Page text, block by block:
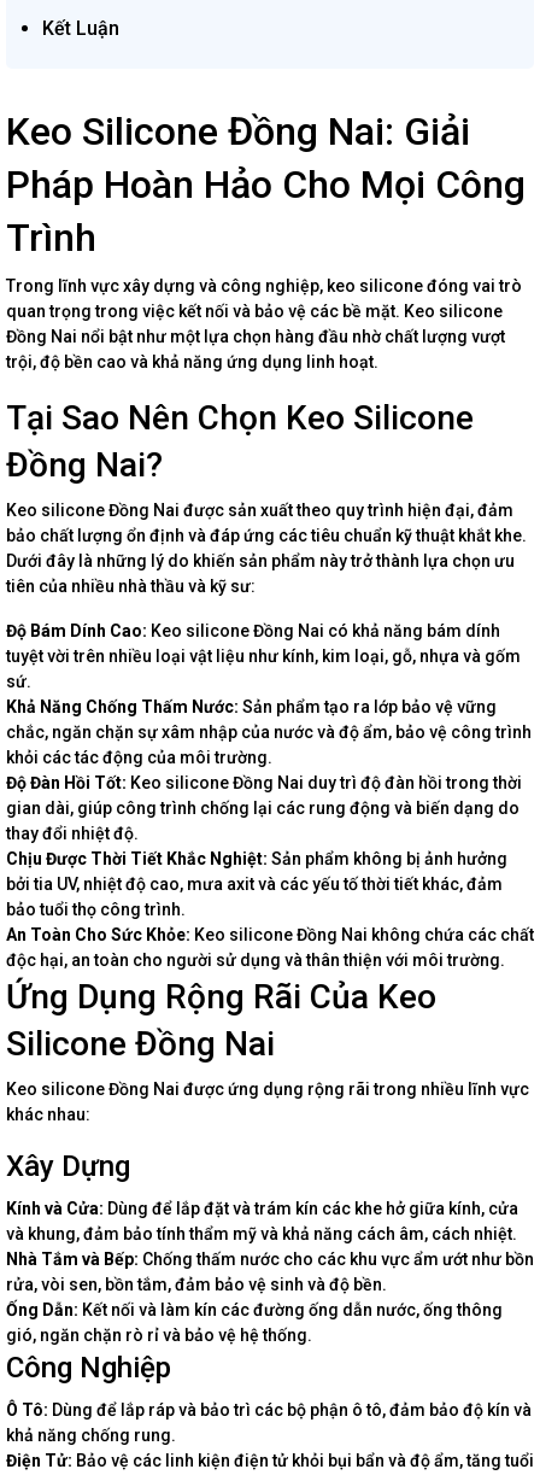
Kết Luận
Keo Silicone Đồng Nai: Giải
Pháp Hoàn Hảo Cho Mọi Công
Trình
Trong lĩnh vực xây dựng và công nghiệp, keo silicone đóng vai trò
quan trọng trong việc kết nối và bảo vệ các bề mặt. Keo silicone
Đồng Nai nổi bật như một lựa chọn hàng đầu nhờ chất lượng vượt
trội, độ bền cao và khả năng ứng dụng linh hoạt.
Tại Sao Nên Chọn Keo Silicone
Đồng Nai?
Keo silicone Đồng Nai được sản xuất theo quy trình hiện đại, đảm
bảo chất lượng ổn định và đáp ứng các tiêu chuẩn kỹ thuật khắt khe.
Dưới đây là những lý do khiến sản phẩm này trở thành lựa chọn ưu
tiên của nhiều nhà thầu và kỹ sư:
Độ Bám Dính Cao: Keo silicone Đồng Nai có khả năng bám dính
tuyệt vời trên nhiều loại vật liệu như kính, kim loại, gỗ, nhựa và gốm
sứ.
Khả Năng Chống Thấm Nước: Sản phẩm tạo ra lớp bảo vệ vững
chắc, ngăn chặn sự xâm nhập của nước và độ ẩm, bảo vệ công trình
khỏi các tác động của môi trường.
Độ Đàn Hồi Tốt: Keo silicone Đồng Nai duy trì độ đàn hồi trong thời
gian dài, giúp công trình chống lại các rung động và biến dạng do
thay đổi nhiệt độ.
Chịu Được Thời Tiết Khắc Nghiệt: Sản phẩm không bị ảnh hưởng
bởi tia UV, nhiệt độ cao, mưa axit và các yếu tố thời tiết khác, đảm
bảo tuổi thọ công trình.
An Toàn Cho Sức Khỏe: Keo silicone Đồng Nai không chứa các chất
độc hại, an toàn cho người sử dụng và thân thiện với môi trường.
Ứng Dụng Rộng Rãi Của Keo
Silicone Đồng Nai
Keo silicone Đồng Nai được ứng dụng rộng rãi trong nhiều lĩnh vực
khác nhau:
Xây Dựng
Kính và Cửa: Dùng để lắp đặt và trám kín các khe hở giữa kính, cửa
và khung, đảm bảo tính thẩm mỹ và khả năng cách âm, cách nhiệt.
Nhà Tắm và Bếp: Chống thấm nước cho các khu vực ẩm ướt như bồn
rửa, vòi sen, bồn tắm, đảm bảo vệ sinh và độ bền.
Ống Dẫn: Kết nối và làm kín các đường ống dẫn nước, ống thông
gió, ngăn chặn rò rỉ và bảo vệ hệ thống.
Công Nghiệp
Ô Tô: Dùng để lắp ráp và bảo trì các bộ phận ô tô, đảm bảo độ kín và
khả năng chống rung.
Điện Tử: Bảo vệ các linh kiện điện tử khỏi bụi bẩn và độ ẩm, tăng tuổi